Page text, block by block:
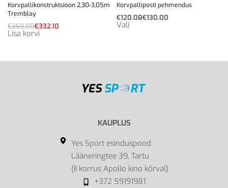
Korvpallikonstruktsioon 2,30-3,05m
Tremblay
€369.00€332.10
Lisa korvi
Korvpalliposti pehmendus
€120.00€130.00
Vali
KAUPLUS
Yes Sport esinduspood
Lääneringtee 39, Tartu
(II korrus Apollo kino kõrval)
+372 59191981